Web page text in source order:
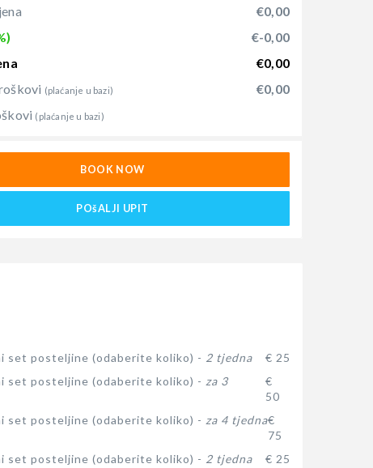
€0,00
€-0,00
€0,00
(plaćanje u bazi)
€0,00
(plaćanje u bazi)
BOOK NOW
POšALJI UPIT
set posteljine (odaberite koliko) - 2 tjedna
€ 25
set posteljine (odaberite koliko) - za 3
€
50
set posteljine (odaberite koliko) - za 4 tjedna€
75
set posteljine (odaberite koliko) - 2 tjedna
€ 25